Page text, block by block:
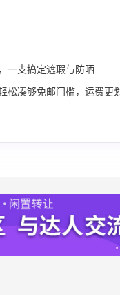
一支搞定遮瑕与防晒
松凑够免邮门槛，运费更
9天11小时